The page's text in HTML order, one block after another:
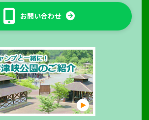
お問い合わせ